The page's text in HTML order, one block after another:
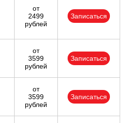
от
2499
рублей
Записаться
от
3599
рублей
Записаться
от
3599
рублей
Записаться